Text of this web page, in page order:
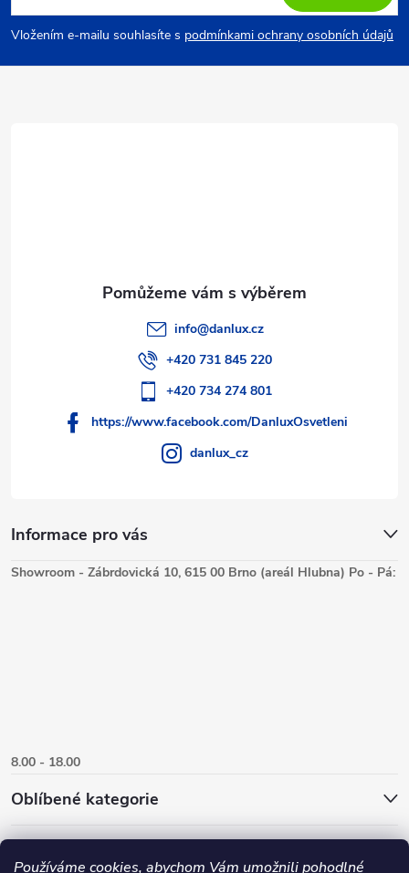
Používáme cookies, abychom Vám umožnili pohodlné
pVložením e-mailu souhlasíte s podmínkami ochrany osobních údajů
Informace pro vás
info@danlux.cz
+420 731 845 220
+420 734 274 801
https://www.facebook.com/DanluxOsvetleni
danlux_cz
Showroom - Zábrdovická 10, 615 00 Brno (areál Hlubna) Po - Pá:
8.00 - 18.00
Oblíbené kategorie